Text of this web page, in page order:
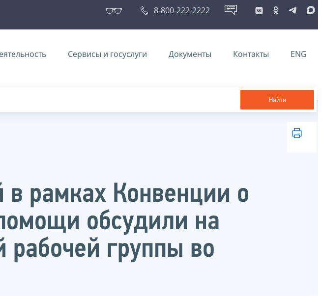
8-800-222-2222
Сервисы и госуслуги Документы Контакты ENG
Найти
рамках Конвенции о
обсудили на
рабочей группы во